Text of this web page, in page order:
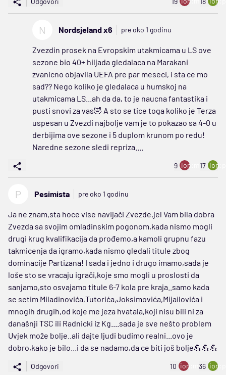
N Nordsjeland x6 pre oko 1 godinu
Zvezdin prosek na Evropskim utakmicama u LS ove
sezone bio 40+ hiljada gledalaca na Marakani
zvanicno objavila UEFA pre par meseci, i sta ce mo
sad?? Nego koliko je gledalaca u humskoj na
utakmicama LS...ah da da, to je naucna fantastika i
pusti snovi za vas🤣 A sto se tice toga koliko je Terza
uspesan u Zvezdi najbolje vam je to pokazao sa 4-0 u
derbijima ove sezone i 5 duplom krunom po redu!
Naredne sezone sledi repriza....
9 ion:minus
17
P Pesimista pre oko 1 godinu
Ja ne znam,sta hoce vise navijači Zvezde,jel Vam bila dobra
Zvezda sa svojim omladinskim pogonom,kada nismo mogli
drugi krug kvalifikacija da prođemo,a kamoli grupnu fazu
takmicenja da igramo,kada nismo gledali titule zbog
dominacije Partizana! I sada i jedno i drugo imamo,sada je
loše sto se vracaju igrači,koje smo mogli u proslosti da
sanjamo,sto osvajamo titule 6-7 kola pre kraja..samo kada
se setim Miladinovića,Tutorića,Joksimovića,Mijailovića i
mnogih drugih,od koje me jeza hvatala,koji nisu bili ni za
današnji TSC ili Radnicki iz Kg....sada je sve nešto problem
Uvjek može bolje..ali dajte ljudi budimo realni...ovo je
dobro,kako je bilo...i da se nadamo,da ce biti još bolje💪💪💪
Odgovori 10 ion:minus
36